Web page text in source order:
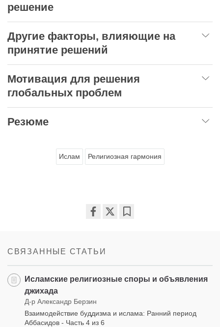
решение
Другие факторы, влияющие на
принятие решений
Мотивация для решения
глобальных проблем
Резюме
Ислам Религиозная гармония
СВЯЗАННЫЕ СТАТЬИ
Исламские религиозные споры и объявления
джихада
Д-р Александр Берзин
Взаимодействие буддизма и ислама: Ранний период
Аббасидов - Часть 4 из 6